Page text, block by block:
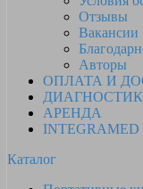
Отзывы
Вакансии
Авторы
ОПЛАТА И
АРЕНДА
INTEGRAMED
Каталог